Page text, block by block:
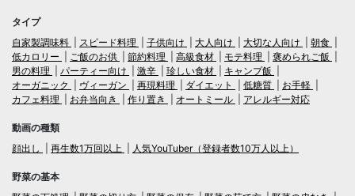
タイプ
自家製調味料
スピード料理 子供向け 大人向け 大切な人向け
朝食
低カロリー
ご飯のお供 節約料理 高級食材 モテ料理
褒められご飯
男の料理
パーティー向け 激辛 珍しい食材
キャンプ飯
オーガニック
ヴィーガン 再現料理 ダイエット 低糖質
お手軽
カフェ料理
お弁当向き 作り置き オートミール アレルギー対応
動画の種類
顔出し
再生数1万回以上 人気YouTuber（登録者数10万人以上）
野菜の基本